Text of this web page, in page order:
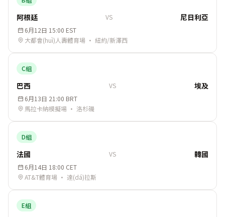
阿根廷 VS 尼日利亞
6月12日 15:00 EST
大都會(huì)人壽體育場 · 紐約/新澤西
C組
巴西 VS 埃及
6月13日 21:00 BRT
馬拉卡納模擬場 · 洛杉磯
D組
法國 VS 韓國
6月14日 18:00 CET
AT&T體育場 · 達(dá)拉斯
E組